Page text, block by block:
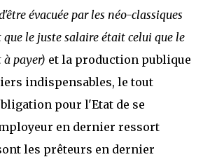
évacuée par les néo-classiques
le juste salaire était celui que le
payer) et la production publique
indispensables, le tout
pour l'Etat de se
en dernier ressort
les prêteurs en dernier